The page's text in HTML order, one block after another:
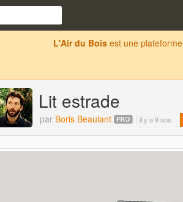
L'Air du Bois est une plateforme
Lit estrade
par Boris Beaulant il y a 9 ans